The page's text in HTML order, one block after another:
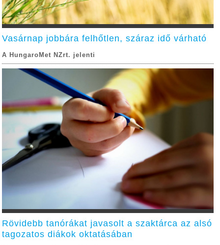
Vasárnap jobbára felhőtlen, száraz idő várható
A HungaroMet NZrt. jelenti
Rövidebb tanórákat javasolt a szaktárca az alsó
tagozatos diákok oktatásában